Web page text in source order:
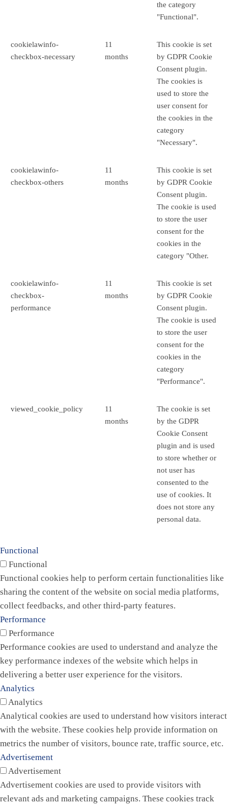
the category
"Functional".
cookielawinfo-
checkbox-necessary
11
months
This cookie is set
by GDPR Cookie
Consent plugin.
The cookies is
used to store the
user consent for
the cookies in the
category
"Necessary".
cookielawinfo-
checkbox-others
11
months
This cookie is set
by GDPR Cookie
Consent plugin.
The cookie is used
to store the user
consent for the
cookies in the
category "Other.
cookielawinfo-
checkbox-
performance
11
months
This cookie is set
by GDPR Cookie
Consent plugin.
The cookie is used
to store the user
consent for the
cookies in the
category
"Performance".
viewed_cookie_policy
11
months
The cookie is set
by the GDPR
Cookie Consent
plugin and is used
to store whether or
not user has
consented to the
use of cookies. It
does not store any
personal data.
Functional
Functional
Functional cookies help to perform certain functionalities like
sharing the content of the website on social media platforms,
collect feedbacks, and other third-party features.
Performance
Performance
Performance cookies are used to understand and analyze the
key performance indexes of the website which helps in
delivering a better user experience for the visitors.
Analytics
Analytics
Analytical cookies are used to understand how visitors interact
with the website. These cookies help provide information on
metrics the number of visitors, bounce rate, traffic source, etc.
Advertisement
Advertisement
Advertisement cookies are used to provide visitors with
relevant ads and marketing campaigns. These cookies track